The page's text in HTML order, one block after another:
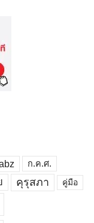
ก.ค.ศ.
คุรุสภา คู่มือ